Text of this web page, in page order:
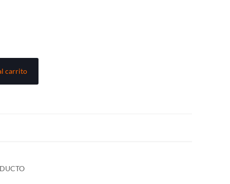
carrito